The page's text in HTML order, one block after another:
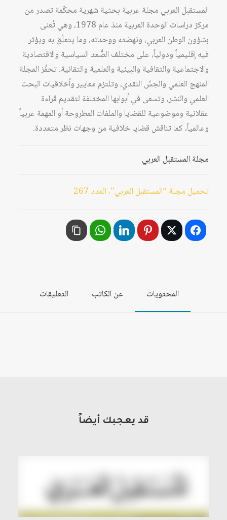
المستقبل العربي مجلة عربية بحثية شهرية محكّمة تصدر من
مركز دراسات الوحدة العربية منذ عام 1978، وهي تُعنى
بشؤون الوطن العربي، ونهضته ووحدته، وما يتعلّق به ويؤثر
فيه إقليمياً ودولياً، على مختلف الصُّعد السياسية والاقتصادية
والاجتماعية والثقافية والبيئية والعلمية والتقانية. تحفِّز المجلة
المنهج العلمي والحِسَّ النقدي، وتلتزم معايير وأخلاقيات البحث
العلمي والنشر، وتسعى في أبوابها المختلفة لتقديم قراءة
عقلانية وموضوعية للقضايا والملفات المطروحة أو المهمة عربياً
وعالمياً، كما تناقش قضايا خلافية من وجهات نظر متعددة.
مجلة المستقبل العربي
تحميل مجلة “المستقبل العربي”، العدد 267
المحتويات عن الكاتب التعليقات
قد يعجبك أيضاً